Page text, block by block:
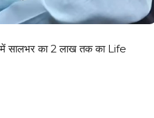
में सालभर का ₹2 लाख तक का Life